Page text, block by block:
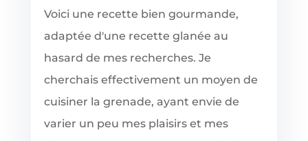
Voici une recette bien gourmande,
adaptée d'une recette glanée au
hasard de mes recherches. Je
cherchais effectivement un moyen de
cuisiner la grenade, ayant envie de
varier un peu mes plaisirs et mes